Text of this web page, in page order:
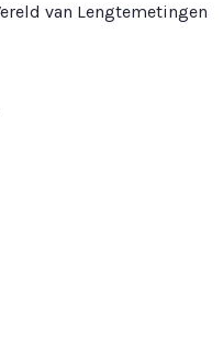
van Lengtemetingen